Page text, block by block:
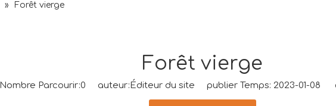
» Forêt vierge
Forêt vierge
Nombre Parcourir:0 auteur:Éditeur du site publier Temps: 2023-01-08